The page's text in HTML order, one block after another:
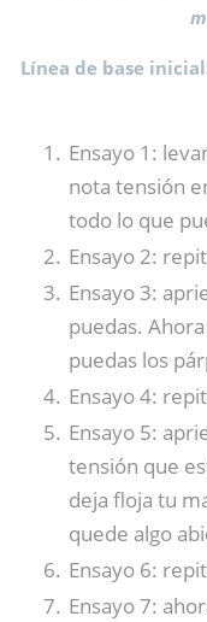
Línea de base
Ensayo 1:
nota tensión
todo lo que
Ensayo 2:
Ensayo 3:
puedas.
puedas los
Ensayo 4:
Ensayo 5:
tensión que
deja floja tu
quede algo
Ensayo 6:
Ensayo 7: